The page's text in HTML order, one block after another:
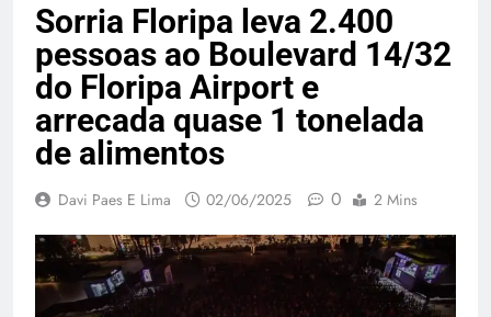
Sorria Floripa leva 2.400
pessoas ao Boulevard 14/32
do Floripa Airport e
arrecada quase 1 tonelada
de alimentos
Davi Paes E Lima 02/06/2025 0 2 Mins